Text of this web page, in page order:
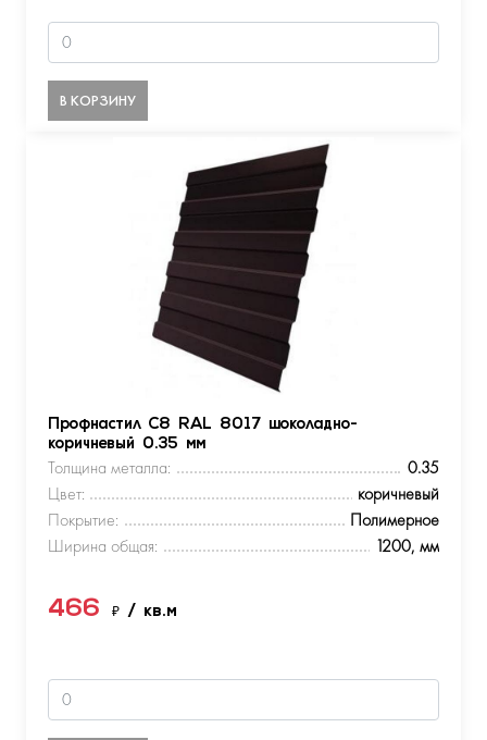
В КОРЗИНУ
Профнастил С8 RAL 8017 шоколадно-
коричневый 0.35 мм
Толщина металла:
0.35
Цвет:
коричневый
Покрытие:
Полимерное
Ширина общая:
1200, мм
466 ₽ / кв.м